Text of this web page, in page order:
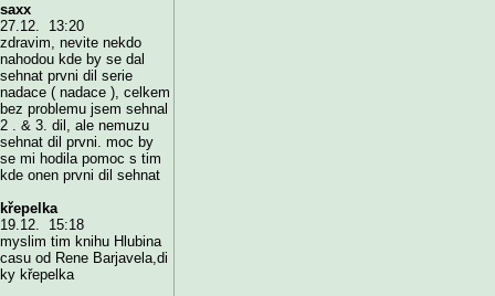
saxx
27.12. 13:20
zdravim, nevite nekdo
nahodou kde by se dal
sehnat prvni dil serie
nadace ( nadace ), celkem
bez problemu jsem sehnal
2 . & 3. dil, ale nemuzu
sehnat dil prvni. moc by
se mi hodila pomoc s tim
kde onen prvni dil sehnat
křepelka
19.12. 15:18
myslim tim knihu Hlubina
casu od Rene Barjavela,di
ky křepelka